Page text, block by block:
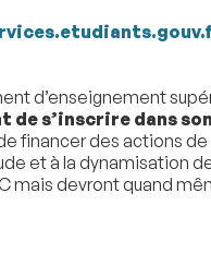
d’enseignement
de s’inscrire dans
financer des actions
et à la dynamisation
mais devront quand